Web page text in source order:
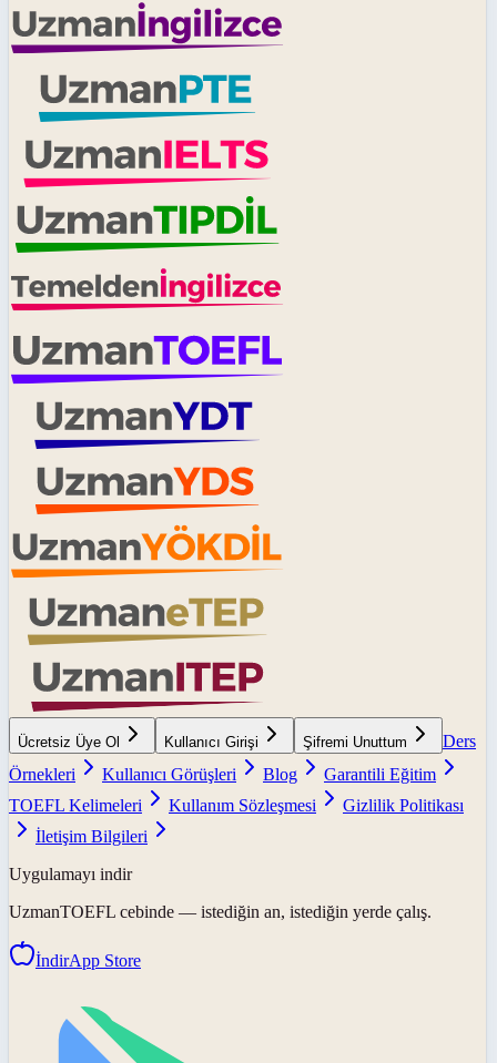
Ücretsiz Üye Ol Kullanıcı Girişi Şifremi Unuttum
Ders
Örnekleri
Kullanıcı Görüşleri Blog
Garantili Eğitim
TOEFL Kelimeleri
Kullanım Sözleşmesi
Gizlilik Politikası
İletişim Bilgileri
Uygulamayı indir
UzmanTOEFL cebinde — istediğin an, istediğin yerde çalış.
İndirApp Store